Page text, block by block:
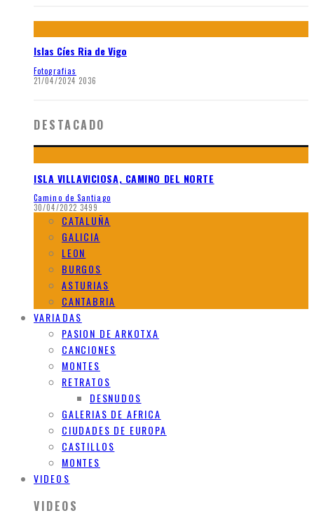
Islas Cíes Ria de Vigo
Fotografias
21/04/2024 2036
DESTACADO
ISLA VILLAVICIOSA, CAMINO DEL NORTE
Camino de Santiago
30/04/2022 3499
CATALUÑA
GALICIA
LEON
BURGOS
ASTURIAS
CANTABRIA
VARIADAS
PASION DE ARKOTXA
CANCIONES
MONTES
RETRATOS
DESNUDOS
GALERIAS DE AFRICA
CIUDADES DE EUROPA
CASTILLOS
MONTES
VIDEOS
VIDEOS